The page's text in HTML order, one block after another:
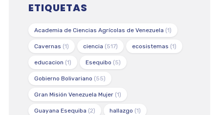
ETIQUETAS
Academia de Ciencias Agrícolas de Venezuela (1)
Cavernas (1) ciencia (517) ecosistemas (1)
educacion (1) Esequibo (5)
Gobierno Bolivariano (55)
Gran Misión Venezuela Mujer(1)
Guayana Esequiba (2) hallazgo (1)